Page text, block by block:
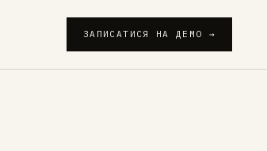
ЗАПИСАТИСЯ НА ДЕМО →